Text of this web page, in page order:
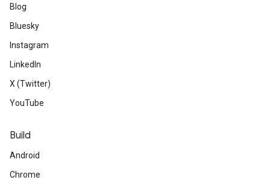
Blog
Bluesky
Instagram
LinkedIn
X (Twitter)
YouTube
Build
Android
Chrome